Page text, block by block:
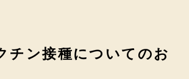
チン接種についてのお